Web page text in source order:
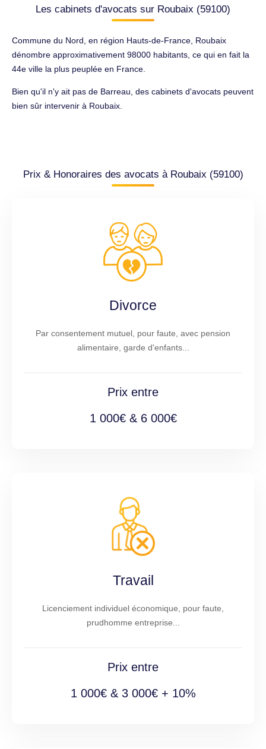
Les cabinets d'avocats sur Roubaix (59100)
Commune du Nord, en région Hauts-de-France, Roubaix
dénombre approximativement 98000 habitants, ce qui en fait la
44e ville la plus peuplée en France.
Bien qu'il n'y ait pas de Barreau, des cabinets d'avocats peuvent
bien sûr intervenir à Roubaix.
Prix & Honoraires des avocats à Roubaix (59100)
Divorce
Par consentement mutuel, pour faute, avec pension
alimentaire, garde d'enfants...
Prix entre
1 000€ & 6 000€
Travail
Licenciement individuel économique, pour faute,
prudhomme entreprise...
Prix entre
1 000€ & 3 000€ + 10%